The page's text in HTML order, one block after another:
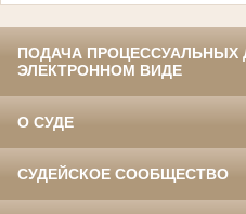
ПОДАЧА ПРОЦЕССУАЛЬНЫХ
ЭЛЕКТРОННОМ ВИДЕ
О СУДЕ
СУДЕЙСКОЕ СООБЩЕСТВО